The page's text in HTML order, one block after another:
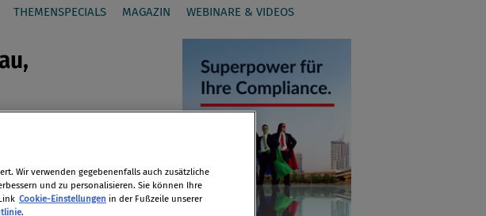
THEMENSPECIALS MAGAZIN WEBINARE & VIDEOS
Wir verwenden gegebenenfalls auch zusätzliche
und zu personalisieren. Sie können Ihre
Cookie-Einstellungen in der Fußzeile unserer
.